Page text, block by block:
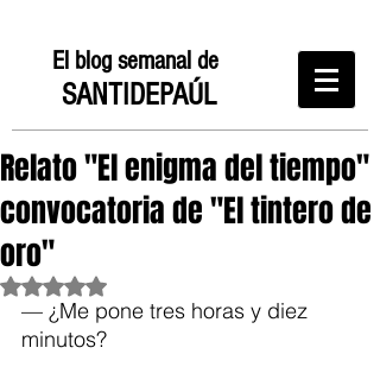
El blog semanal de
SANTIDEPAÚL
Relato "El enigma del tiempo"
convocatoria de "El tintero de
oro"
Obtuvo NaN de 5 estrellas.
— ¿Me pone tres horas y diez
minutos?